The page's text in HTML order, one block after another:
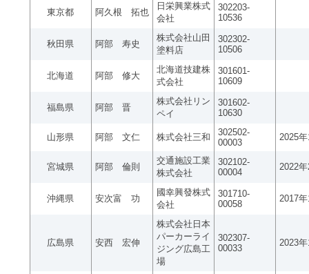
東京都 阿久根 拓也
日栄興業株式
会社
302203-
10536
秋田県 阿部 寿史
株式会社山田
塗料店
302302-
10506
北海道 阿部 修大
北海道技建株
式会社
301601-
10609
福島県 阿部 晋
株式会社リン
ペイ
301602-
10630
山形県 阿部 文仁 株式会社三和
302502-
00003
2025
宮城県 阿部 倫則
交通施設工業
株式会社
302102-
00004
2022
沖縄県 安次富 功
國幸興發株式
会社
301710-
00058
2017
広島県 安西 宏伸
株式会社日本
パーカーライ
ジング広島工
場
302307-
00033
2023